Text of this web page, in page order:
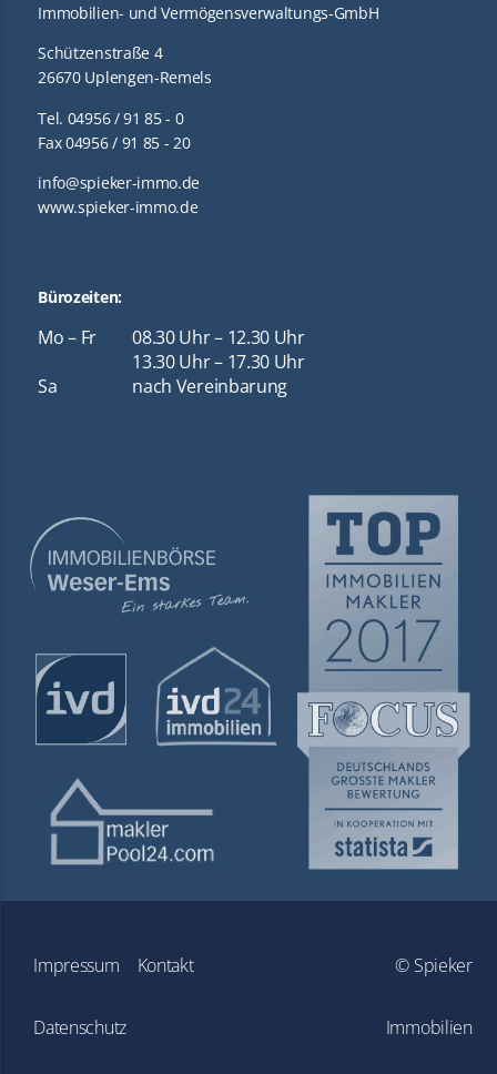
Immobilien- und Vermögensverwaltungs-GmbH
Schützenstraße 4
26670 Uplengen-Remels
Tel. 04956 / 91 85 - 0
Fax 04956 / 91 85 - 20
info@spieker-immo.de
www.spieker-immo.de
Bürozeiten:
Mo – Fr
08.30 Uhr – 12.30 Uhr
13.30 Uhr – 17.30 Uhr
Sa
nach Vereinbarung
Navigation
Impressum Kontakt
Datenschutz
© Spieker
Immobilien